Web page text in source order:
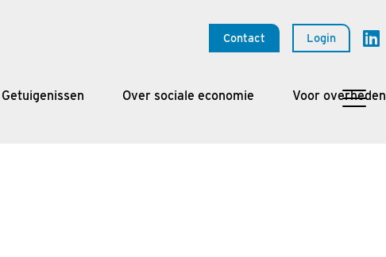
Contact Login
Getuigenissen Over sociale economie Voor overheden